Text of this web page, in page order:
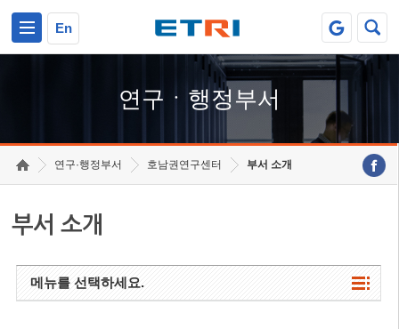
En
연구ㆍ행정부서
연구·행정부서 호남권연구센터 부서 소개
부서 소개
메뉴를 선택하세요.